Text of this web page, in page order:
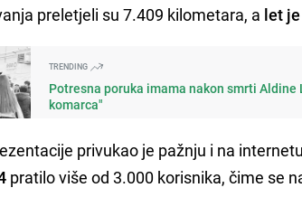
preletjeli su 7.409 kilometara, a let
TRENDING
Potresna poruka imama nakon smrti
komarca"
privukao je pažnju i na
pratilo više od 3.000 korisnika, čime se